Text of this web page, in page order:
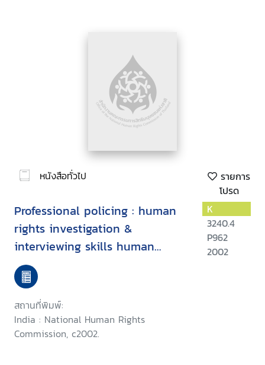
หนังสือทั่วไป
รายการ
โปรด
Professional policing : human
rights investigation &
interviewing skills human
rights & custody management
สถานที่พิมพ์:
India : National Human Rights
Commission, c2002.
K
3240.4
P962
2002